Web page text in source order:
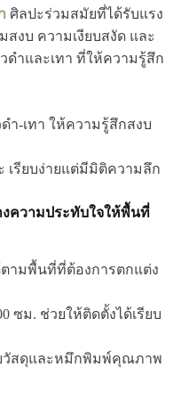
ศิลปะร่วมสมัยที่ได้รับแรง
งบ ความเงียบสงัด และ
ดำและเทา ที่ให้ความรู้สึก
ำ-เทา ให้ความรู้สึกสงบ
เรียบง่ายแต่มีมิติความลึก
งความประทับใจให้พื้นที่
ามพื้นที่ที่ต้องการตกแต่ง
ซม. ช่วยให้ติดตั้งได้เรียบ
วัสดุและหมึกพิมพ์คุณภาพ